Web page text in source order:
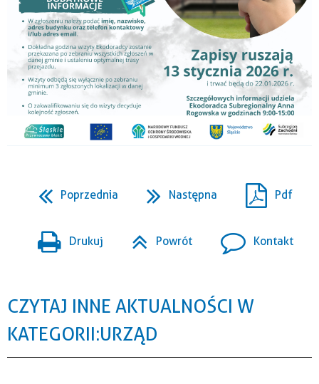
Poprzednia Następna Pdf
Drukuj Powrót Kontakt
CZYTAJ INNE AKTUALNOŚCI W
KATEGORII: URZĄD